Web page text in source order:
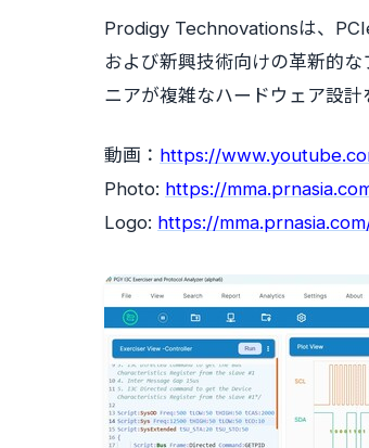
Prodigy Technovationsは、
および新興技術向けの革新的
ニアが複雑なハードウェア設計
動画： https://
Photo: https://
Logo: https://